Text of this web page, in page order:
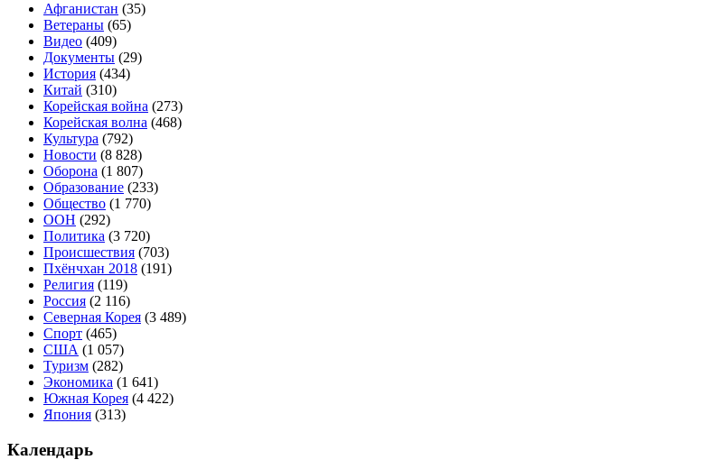
Афганистан (35)
Ветераны (65)
Видео (409)
Документы (29)
История (434)
Китай (310)
Корейская война (273)
Корейская волна (468)
Культура (792)
Новости (8 828)
Оборона (1 807)
Образование (233)
Общество (1 770)
ООН (292)
Политика (3 720)
Происшествия (703)
Пхёнчхан 2018 (191)
Религия (119)
Россия (2 116)
Северная Корея (3 489)
Спорт (465)
США (1 057)
Туризм (282)
Экономика (1 641)
Южная Корея (4 422)
Япония (313)
Календарь